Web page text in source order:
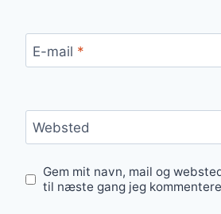
E-mail *
Websted
Gem mit navn, mail og
til næste gang jeg